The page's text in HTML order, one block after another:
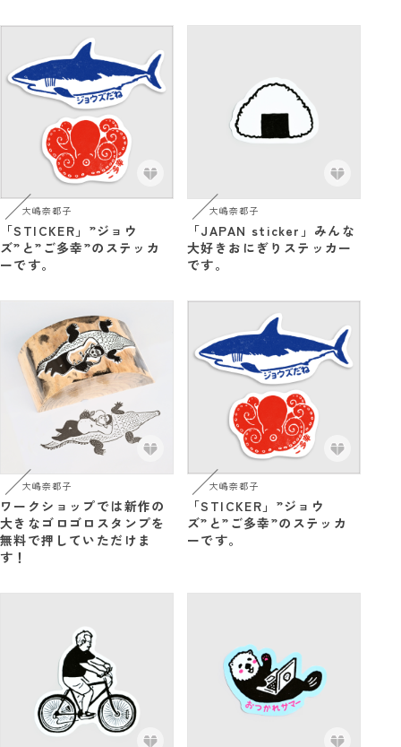
大嶋奈都子
「STICKER」”ジョウ
ズ”と”ご多幸”のステッカ
ーです。
大嶋奈都子
「JAPAN sticker」みんな
大好きおにぎりステッカー
です。
大嶋奈都子
ワークショップでは新作の
大きなゴロゴロスタンプを
無料で押していただけま
す！
大嶋奈都子
「STICKER」”ジョウ
ズ”と”ご多幸”のステッカ
ーです。